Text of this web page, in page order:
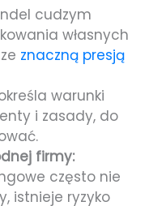
cudzym
własnych
znaczną presją
warunki
i zasady, do
firmy:
często nie
istnieje ryzyko